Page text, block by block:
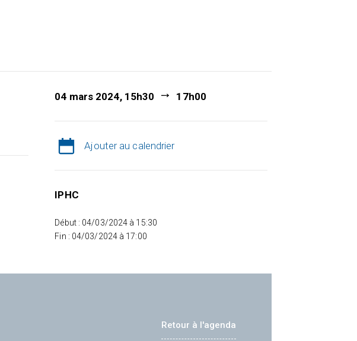
04 mars 2024, 15h30 17h00
Ajouter au calendrier
IPHC
Début : 04/03/2024 à 15:30
Fin : 04/03/2024 à 17:00
Retour à l'agenda